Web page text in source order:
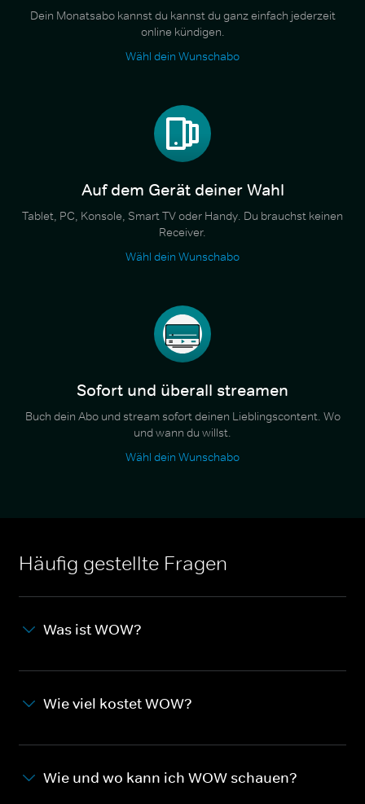
Dein Monatsabo kannst du kannst du ganz einfach jederzeit
online kündigen.
Wähl dein Wunschabo
Auf dem Gerät deiner Wahl
Tablet, PC, Konsole, Smart TV oder Handy. Du brauchst keinen
Receiver.
Wähl dein Wunschabo
Sofort und überall streamen
Buch dein Abo und stream sofort deinen Lieblingscontent. Wo
und wann du willst.
Wähl dein Wunschabo
Häufig gestellte Fragen
Was ist WOW?
Wie viel kostet WOW?
Wie und wo kann ich WOW schauen?